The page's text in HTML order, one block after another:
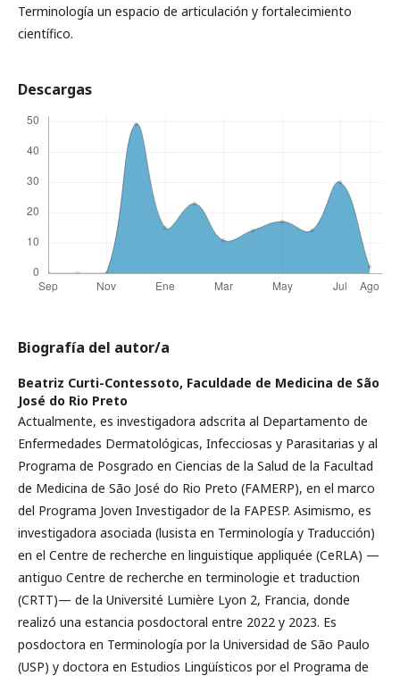
Terminología un espacio de articulación y fortalecimiento
científico.
Descargas
Biografía del autor/a
Beatriz Curti-Contessoto, Faculdade de Medicina de São
José do Rio Preto
Actualmente, es investigadora adscrita al Departamento de
Enfermedades Dermatológicas, Infecciosas y Parasitarias y al
Programa de Posgrado en Ciencias de la Salud de la Facultad
de Medicina de São José do Rio Preto (FAMERP), en el marco
del Programa Joven Investigador de la FAPESP. Asimismo, es
investigadora asociada (lusista en Terminología y Traducción)
en el Centre de recherche en linguistique appliquée (CeRLA) —
antiguo Centre de recherche en terminologie et traduction
(CRTT)— de la Université Lumière Lyon 2, Francia, donde
realizó una estancia posdoctoral entre 2022 y 2023. Es
posdoctora en Terminología por la Universidad de São Paulo
(USP) y doctora en Estudios Lingüísticos por el Programa de